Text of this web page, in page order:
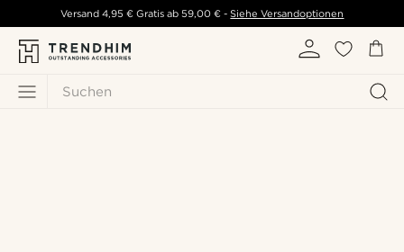
Suchen
Versand 4,95 € Gratis ab 59,00 € - Siehe Versandoptionen